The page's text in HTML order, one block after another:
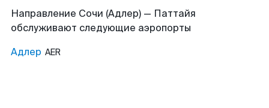
Направление Сочи (Адлер) — Паттайя
обслуживают следующие аэропорты
Адлер AER